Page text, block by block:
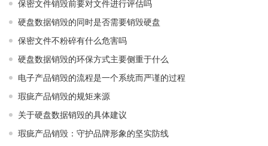
保密文件销毁前要对文件进行评估吗
硬盘数据销毁的同时是否需要销毁硬盘
保密文件不粉碎有什么危害吗
硬盘数据销毁的环保方式主要侧重于什么
电子产品销毁的流程是一个系统而严谨的过程
瑕疵产品销毁的规矩来源
关于硬盘数据销毁的具体建议
瑕疵产品销毁：守护品牌形象的坚实防线